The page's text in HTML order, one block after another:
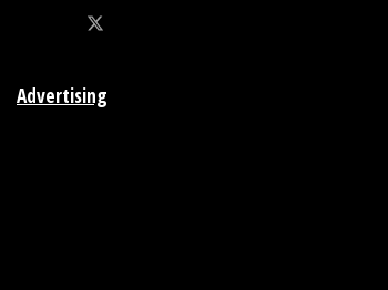
Advertising